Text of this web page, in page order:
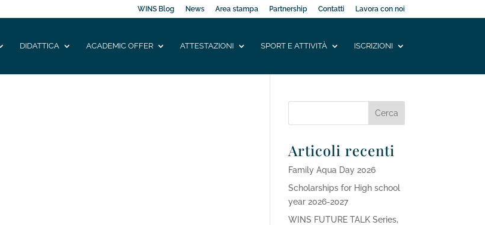
WINS Blog News Area stampa Partnership Contatti Lavora con noi
DIDATTICA ACADEMIC OFFER ATTESTAZIONI SPORT E ATTIVITÀ ISCRIZIONI
Articoli recenti
Family Aqua Day 2026
Scholarships for High school
year 2026-2027
WINS FUTURE TALK Series,